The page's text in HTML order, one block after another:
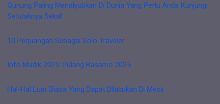
Gunung Paling Menakjubkan Di Dunia Yang Perlu Anda Kunjungi
Setidaknya Sekali
10 Perjuangan Sebagai Solo Traveler
Info Mudik 2025: Pulang Basamo 2025
Hal-Hal Luar Biasa Yang Dapat Dilakukan Di Mesir